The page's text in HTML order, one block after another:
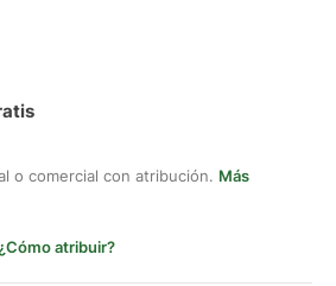
o comercial con atribución. Más
¿Cómo atribuir?